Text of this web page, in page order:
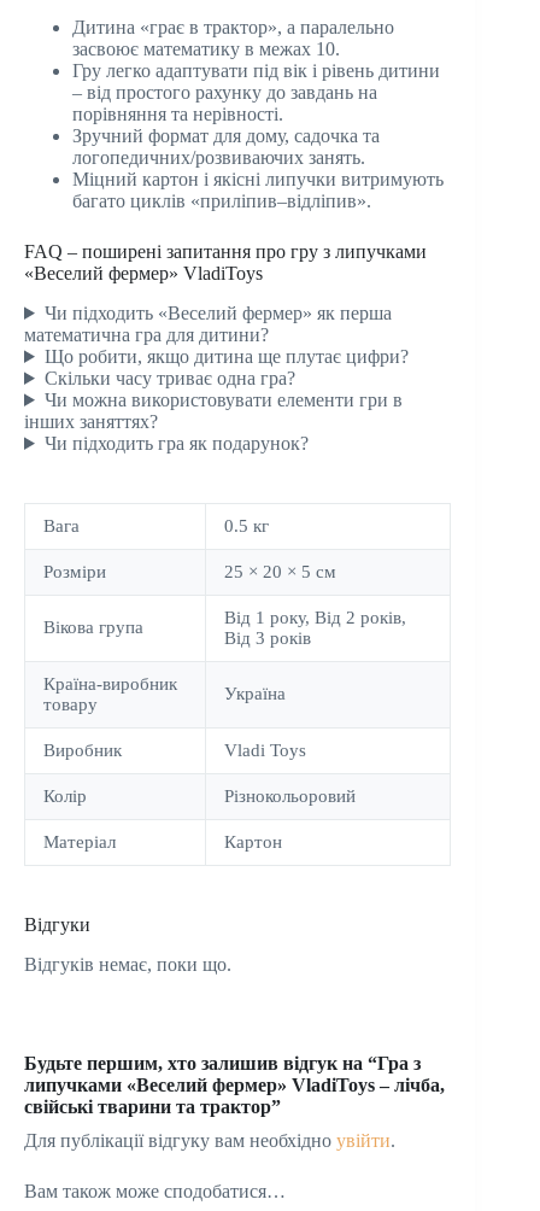
Дитина «грає в трактор», а паралельно
засвоює математику в межах 10.
Гру легко адаптувати під вік і рівень дитини
– від простого рахунку до завдань на
порівняння та нерівності.
Зручний формат для дому, садочка та
логопедичних/розвиваючих занять.
Міцний картон і якісні липучки витримують
багато циклів «приліпив–відліпив».
FAQ – поширені запитання про гру з липучками
«Веселий фермер» VladiToys
Чи підходить «Веселий фермер» як перша
математична гра для дитини?
Що робити, якщо дитина ще плутає цифри?
Скільки часу триває одна гра?
Чи можна використовувати елементи гри в
інших заняттях?
Чи підходить гра як подарунок?
Вага 0.5 кг
Розміри 25 × 20 × 5 см
Вікова група
Від 1 року, Від 2 років,
Від 3 років
Країна-виробник
товару
Україна
Виробник Vladi Toys
Колір Різнокольоровий
Матеріал Картон
Відгуки
Відгуків немає, поки що.
Будьте першим, хто залишив відгук на “Гра з
липучками «Веселий фермер» VladiToys – лічба,
свійські тварини та трактор”
Для публікації відгуку вам необхідно увійти.
Вам також може сподобатися…